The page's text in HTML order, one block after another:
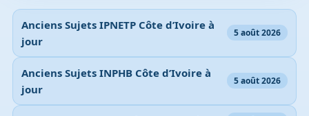
Anciens Sujets IPNETP Côte d’Ivoire à
jour
5 août 2026
Anciens Sujets INPHB Côte d’Ivoire à
jour
5 août 2026